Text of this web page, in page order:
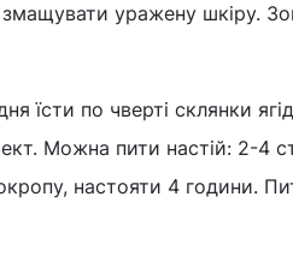
уражену шкіру.
по чверті склянки ягід
Можна пити настій: 2-4
настояти 4 години.